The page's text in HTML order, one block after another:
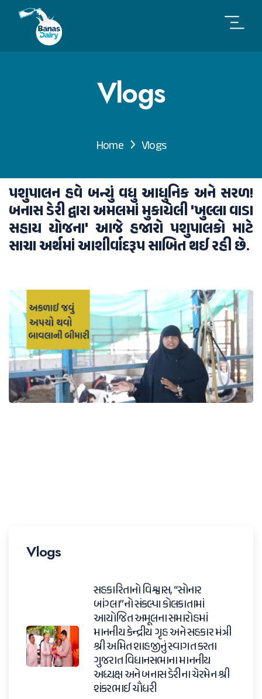
Vlogs
Home Vlogs
પશુપાલન હવે બન્યું વધુ આધુનિક અને સરળ!
બનાસ ડેરી દ્વારા અમલમાં મુકાયેલી 'ખુલ્લા વાડા
સહાય યોજના' આજે હજારો પશુપાલકો માટે
સાચા અર્થમાં આશીર્વાદરૂપ સાબિત થઈ રહી છે.
Vlogs
સહકારિતાનો વિશ્વાસ, “સોનાર
બાંગ્લા”નો સંકલ્પ। કોલકાતામાં
આયોજિત અમૂલના સમારોહમાં
માનનીય કેન્દ્રીય ગૃહ અને સહકાર મંત્રી
શ્રી અમિત શાહજીનું સ્વાગત કરતા
ગુજરાત વિધાનસભાના માનનીય
અધ્યક્ષ અને બનાસ ડેરીના ચેરમેન શ્રી
શંકરભાઈ ચૌધરી